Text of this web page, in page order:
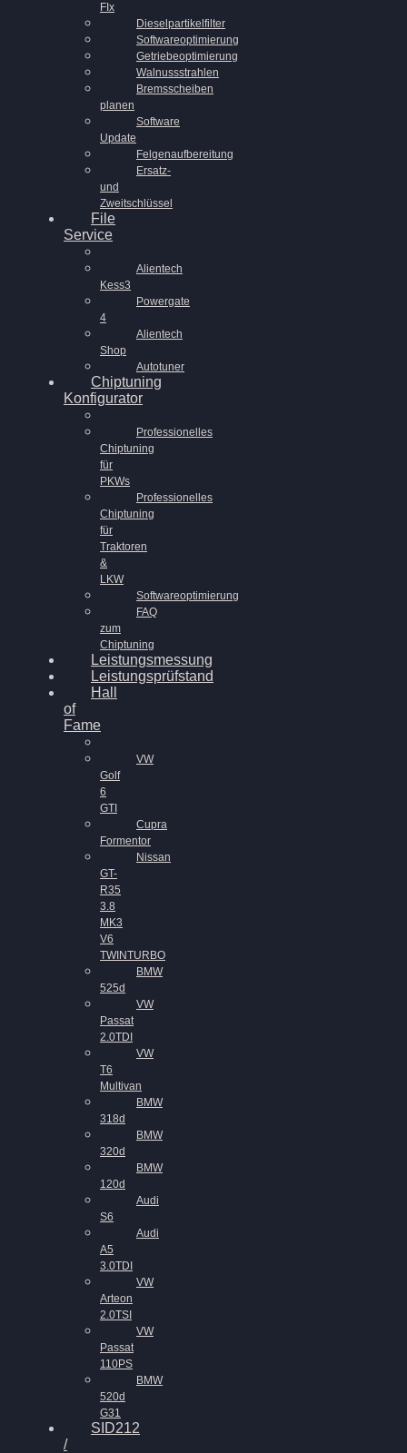
FIx
Dieselpartikelfilter
Softwareoptimierung
Getriebeoptimierung
Walnussstrahlen
Bremsscheiben
planen
Software
Update
Felgenaufbereitung
Ersatz-
und
Zweitschlüssel
File
Service
Alientech
Kess3
Powergate
4
Alientech
Shop
Autotuner
Chiptuning
Konfigurator
Professionelles
Chiptuning
für
PKWs
Professionelles
Chiptuning
für
Traktoren
&
LKW
Softwareoptimierung
FAQ
zum
Chiptuning
Leistungsmessung
Leistungsprüfstand
Hall
of
Fame
VW
Golf
6
GTI
Cupra
Formentor
Nissan
GT-
R35
3.8
MK3
V6
TWINTURBO
BMW
525d
VW
Passat
2.0TDI
VW
T6
Multivan
BMW
318d
BMW
320d
BMW
120d
Audi
S6
Audi
A5
3.0TDI
VW
Arteon
2.0TSI
VW
Passat
110PS
BMW
520d
G31
SID212
/